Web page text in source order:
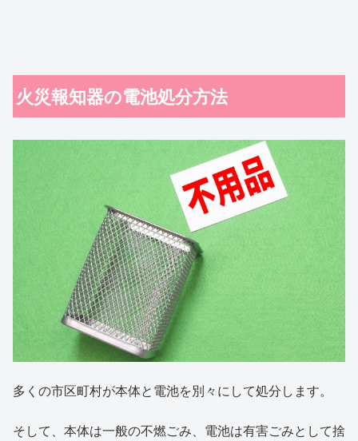
火災報知器の電池処分方法
多くの市区町村が本体と電池を別々にして処分します。
そして、本体は一般の不燃ごみ、電池は有害ごみとして捨